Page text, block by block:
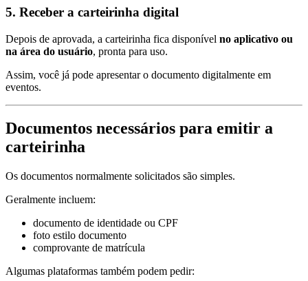
5. Receber a carteirinha digital
Depois de aprovada, a carteirinha fica disponível no aplicativo ou
na área do usuário, pronta para uso.
Assim, você já pode apresentar o documento digitalmente em
eventos.
Documentos necessários para emitir a
carteirinha
Os documentos normalmente solicitados são simples.
Geralmente incluem:
documento de identidade ou CPF
foto estilo documento
comprovante de matrícula
Algumas plataformas também podem pedir: